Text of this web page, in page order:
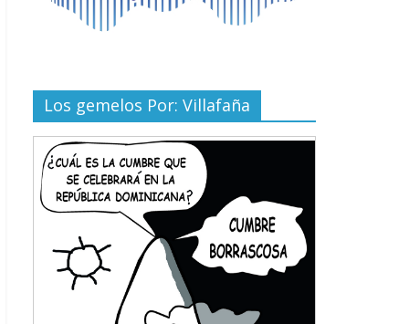
Los gemelos Por: Villafaña